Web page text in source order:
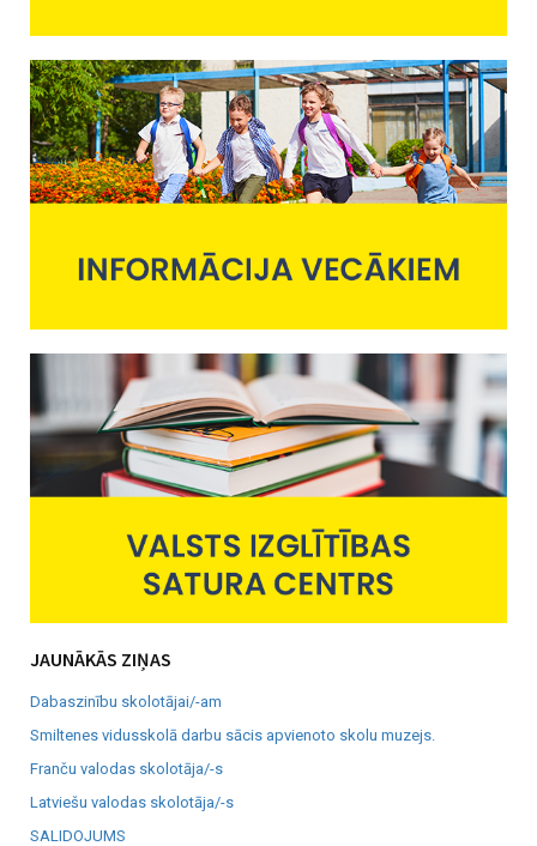
JAUNĀKĀS ZIŅAS
Dabaszinību skolotājai/-am
Smiltenes vidusskolā darbu sācis apvienoto skolu muzejs.
Franču valodas skolotāja/-s
Latviešu valodas skolotāja/-s
SALIDOJUMS